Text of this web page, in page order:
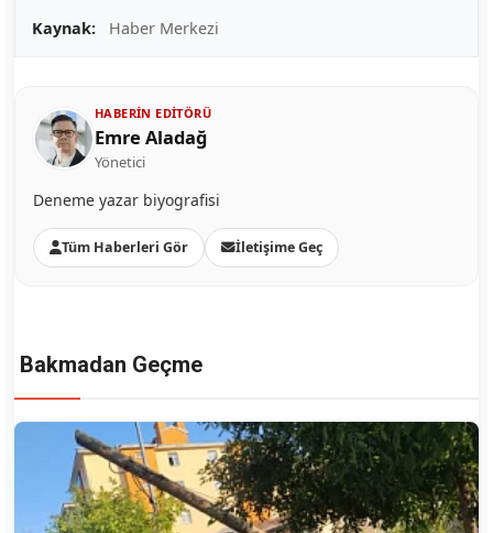
Kaynak: Haber Merkezi
HABERIN EDITÖRÜ
Emre Aladağ
Yönetici
Deneme yazar biyografisi
Tüm Haberleri Gör İletişime Geç
Bakmadan Geçme